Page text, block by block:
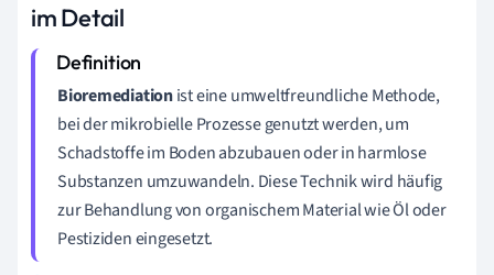
im Detail
Bioremediationist eine umweltfreundliche Methode,
bei der mikrobielle Prozesse genutzt werden, um
Schadstoffe im Boden abzubauen oder in harmlose
Substanzen umzuwandeln. Diese Technik wird häufig
zur Behandlung von organischem Material wie Öl oder
Pestiziden eingesetzt.